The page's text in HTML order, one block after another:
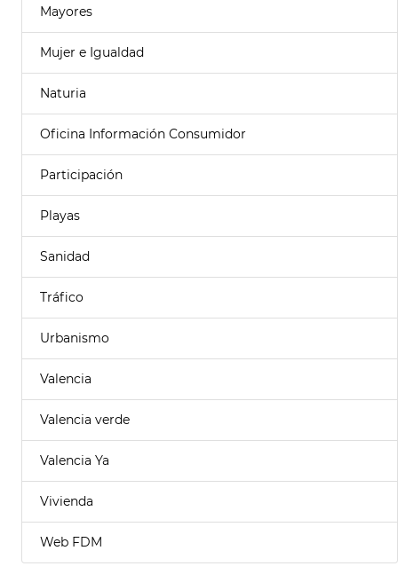
Mayores
Mujer e Igualdad
Naturia
Oficina Información Consumidor
Participación
Playas
Sanidad
Tráfico
Urbanismo
Valencia
Valencia verde
Valencia Ya
Vivienda
Web FDM